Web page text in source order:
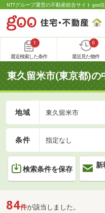
NTTグループ運営の不動産総合サイト goo
1
最近検索した条件
0
最近見た物件
東久留米市(東京都)の
地域 東久留米市
条件 指定なし
検索条件を保存
新
84件が該当しました。